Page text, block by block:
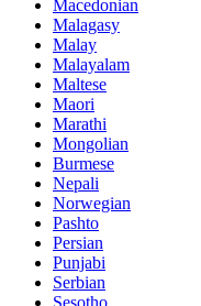
Macedonian
Malagasy
Malay
Malayalam
Maltese
Maori
Marathi
Mongolian
Burmese
Nepali
Norwegian
Pashto
Persian
Punjabi
Serbian
Sesotho